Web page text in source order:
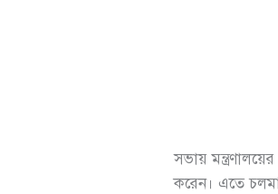
সভায়
করেন। এতে